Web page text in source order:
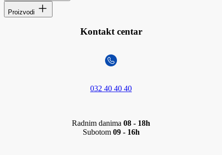
Proizvodi
Kontakt centar
032 40 40 40
Radnim danima 08 - 18h
Subotom 09 - 16h